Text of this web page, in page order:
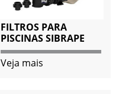
FILTROS PARA
PISCINAS SIBRAPE
Veja mais